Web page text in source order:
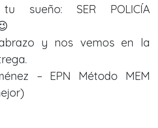
sueño: SER POLICÍA
y nos vemos en la
– EPN Método MEM